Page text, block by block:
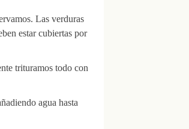
Las verduras
estar cubiertas por
trituramos todo con
agua hasta